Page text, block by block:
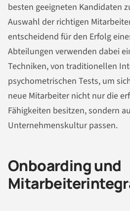
besten geeigneten Kandidaten
Auswahl der richtigen
entscheidend für den Erfolg
Abteilungen verwenden dabei
Techniken, von traditionellen
psychometrischen Tests, um
neue Mitarbeiter nicht nur die
Fähigkeiten besitzen, sondern
Unternehmenskultur passen.
Onboarding und